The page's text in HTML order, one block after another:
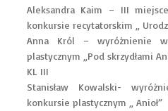
Aleksandra Kaim – III
konkursie recytatorskim „
Anna Król – wyróżnienie
plastycznym „Pod skrzydłami
KL III
Stanisław Kowalski-
konkursie plastycznym „ Anioł”